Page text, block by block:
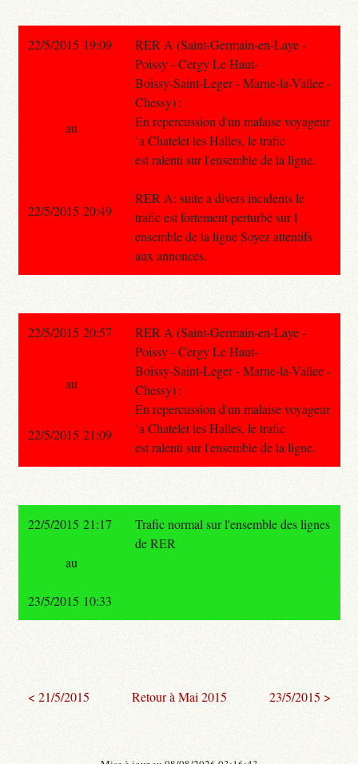
22/5/2015 19:09
RER A (Saint-Germain-en-Laye -
Poissy - Cergy Le Haut-
Boissy-Saint-Leger - Marne-la-Vallee -
Chessy) :
En repercussion d'un malaise voyageur
`a Chatelet les Halles, le trafic
est ralenti sur l'ensemble de la ligne.
RER A: suite a divers incidents le
trafic est fortement perturbé sur l
ensemble de la ligne Soyez attentifs
aux annonces.
au
22/5/2015 20:49
22/5/2015 20:57
RER A (Saint-Germain-en-Laye -
Poissy - Cergy Le Haut-
Boissy-Saint-Leger - Marne-la-Vallee -
Chessy) :
En repercussion d'un malaise voyageur
`a Chatelet les Halles, le trafic
est ralenti sur l'ensemble de la ligne.
au
22/5/2015 21:09
22/5/2015 21:17
Trafic normal sur l'ensemble des lignes
de RER
au
23/5/2015 10:33
< 21/5/2015 Retour à Mai 2015 23/5/2015 >